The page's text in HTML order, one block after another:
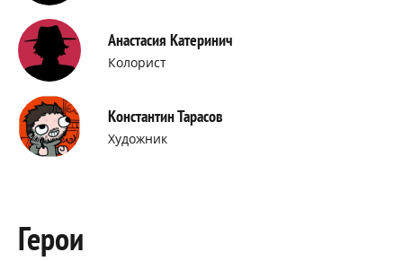
Анастасия Катеринич
Колорист
Константин Тарасов
Художник
Герои